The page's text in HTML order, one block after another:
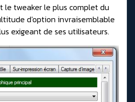
le tweaker le plus complet du
d'option invraisemblable
exigeant de ses utilisateurs.